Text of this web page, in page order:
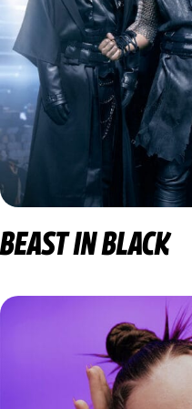
BEAST IN BLACK